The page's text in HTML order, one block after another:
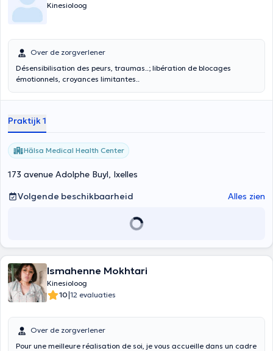
Kinesioloog
Over de zorgverlener
Désensibilisation des peurs, traumas..; libération de blocages
émotionnels, croyances limitantes..
Praktijk 1
Hälsa Medical Health Center
173 avenue Adolphe Buyl, Ixelles
Volgende beschikbaarheid
Alles zien
Ismahenne Mokhtari
Kinesioloog
10|12 evaluaties
Over de zorgverlener
Pour une meilleure réalisation de soi, je vous accueille dans un cadre